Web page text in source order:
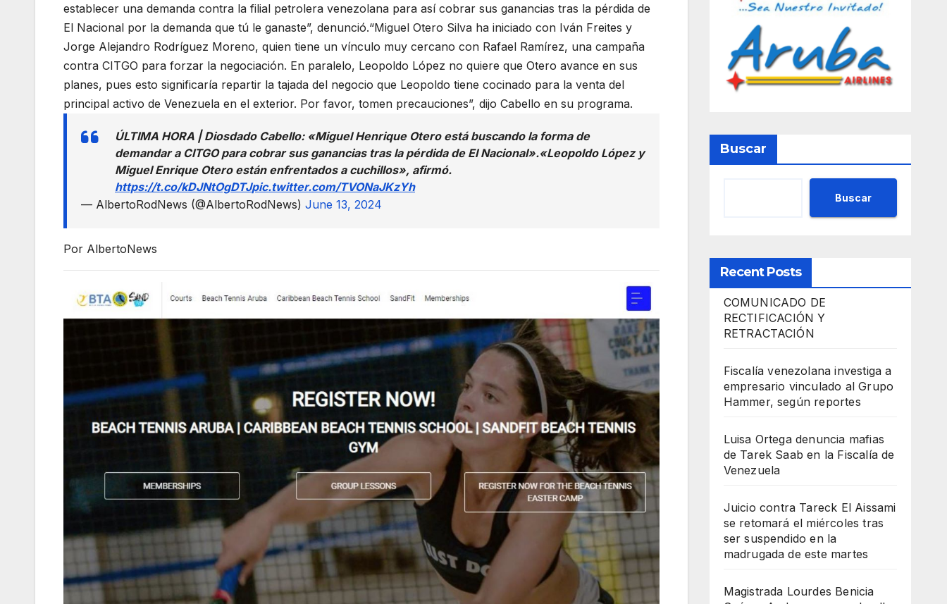
establecer una demanda contra la filial petrolera venezolana para así cobrar sus ganancias tras la pérdida de
El Nacional por la demanda que tú le ganaste”, denunció.“Miguel Otero Silva ha iniciado con Iván Freites y
Jorge Alejandro Rodríguez Moreno, quien tiene un vínculo muy cercano con Rafael Ramírez, una campaña
contra CITGO para forzar la negociación. En paralelo, Leopoldo López no quiere que Otero avance en sus
planes, pues esto significaría repartir la tajada del negocio que Leopoldo tiene cocinado para la venta del
principal activo de Venezuela en el exterior. Por favor, tomen precauciones”, dijo Cabello en su programa.
ÚLTIMA HORA | Diosdado Cabello: «Miguel Henrique Otero está buscando la forma de
demandar a CITGO para cobrar sus ganancias tras la pérdida de El Nacional».«Leopoldo López y
Miguel Enrique Otero están enfrentados a cuchillos», afirmó.
https://t.co/kDJNtOgDTJpic.twitter.com/TVONaJKzYh
— AlbertoRodNews (@AlbertoRodNews) June 13, 2024
Por AlbertoNews
Buscar
Buscar
Recent Posts
COMUNICADO DE
RECTIFICACIÓN Y
RETRACTACIÓN
Fiscalía venezolana investiga a
empresario vinculado al Grupo
Hammer, según reportes
Luisa Ortega denuncia mafias
de Tarek Saab en la Fiscalía de
Venezuela
Juicio contra Tareck El Aissami
se retomará el miércoles tras
ser suspendido en la
madrugada de este martes
Magistrada Lourdes Benicia